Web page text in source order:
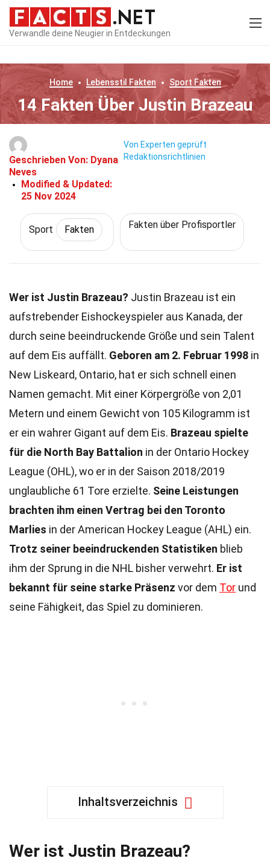
Verwandle deine Neugier in Entdeckungen
Home Lebensstil Fakten Sport Fakten
14 Fakten Über Justin Brazeau
Geschrieben Von: Dyana
Neves
Modified & Updated:
25 Nov 2024
Von Experten geprüft
Redaktionsrichtlinien
Sport Fakten Fakten über Profisportler
Wer ist Justin Brazeau? Justin Brazeau ist ein
aufstrebender Eishockeyspieler aus Kanada, der
durch seine beeindruckende Größe und sein Talent
auf dem Eis auffällt. Geboren am 2. Februar 1998 in
New Liskeard, Ontario, hat er sich schnell einen
Namen gemacht. Mit einer Körpergröße von 2,01
Metern und einem Gewicht von 105 Kilogramm ist
er ein wahrer Gigant auf dem Eis. Brazeau spielte
für die North Bay Battalion in der Ontario Hockey
League (OHL), wo er in der Saison 2018/2019
unglaubliche 61 Tore erzielte. Seine Leistungen
brachten ihm einen Vertrag bei den Toronto
Marlies in der American Hockey League (AHL) ein.
Trotz seiner beeindruckenden Statistiken blieb
ihm der Sprung in die NHL bisher verwehrt. Er ist
bekannt für seine starke Präsenz vor dem Tor und
seine Fähigkeit, das Spiel zu dominieren.
Inhaltsverzeichnis
Wer ist Justin Brazeau?